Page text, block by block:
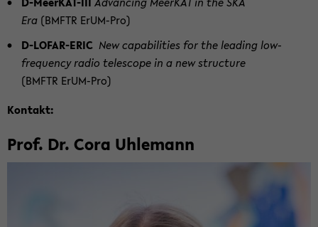
Era (BMFTR ErUM-​Pro)
D-​LOFAR-ERIC New ca­pa­bi­li­ties for the lea­ding low-​
frequency radio te­le­scope in a new struc­tu­re
(BMFTR ErUM-​Pro)
Kon­takt:
Prof. Dr. Cora Uh­le­mann